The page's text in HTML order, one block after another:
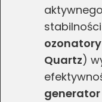
Quartz)
generator